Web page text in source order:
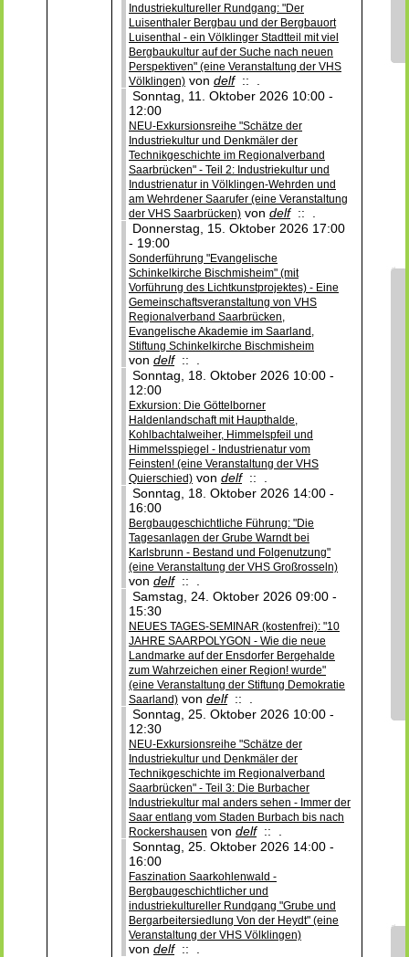
Industriekultureller Rundgang: "Der
Luisenthaler Bergbau und der Bergbauort
Luisenthal - ein Völklinger Stadtteil mit viel
Bergbaukultur auf der Suche nach neuen
Perspektiven" (eine Veranstaltung der VHS
Völklingen) von delf:: .
Sonntag, 11. Oktober 2026 10:00 -
12:00
NEU-Exkursionsreihe "Schätze der
Industriekultur und Denkmäler der
Technikgeschichte im Regionalverband
Saarbrücken" - Teil 2: Industriekultur und
Industrienatur in Völklingen-Wehrden und
am Wehrdener Saarufer (eine Veranstaltung
der VHS Saarbrücken) von delf:: .
Donnerstag, 15. Oktober 2026 17:00
- 19:00
Sonderführung "Evangelische
Schinkelkirche Bischmisheim" (mit
Vorführung des Lichtkunstprojektes) - Eine
Gemeinschaftsveranstaltung von VHS
Regionalverband Saarbrücken,
Evangelische Akademie im Saarland,
Stiftung Schinkelkirche Bischmisheim
von delf:: .
Sonntag, 18. Oktober 2026 10:00 -
12:00
Exkursion: Die Göttelborner
Haldenlandschaft mit Haupthalde,
Kohlbachtalweiher, Himmelspfeil und
Himmelsspiegel - Industrienatur vom
Feinsten! (eine Veranstaltung der VHS
Quierschied) von delf:: .
Sonntag, 18. Oktober 2026 14:00 -
16:00
Bergbaugeschichtliche Führung: "Die
Tagesanlagen der Grube Warndt bei
Karlsbrunn - Bestand und Folgenutzung"
(eine Veranstaltung der VHS Großrosseln)
von delf:: .
Samstag, 24. Oktober 2026 09:00 -
15:30
NEUES TAGES-SEMINAR (kostenfrei): "10
JAHRE SAARPOLYGON - Wie die neue
Landmarke auf der Ensdorfer Bergehalde
zum Wahrzeichen einer Region! wurde"
(eine Veranstaltung der Stiftung Demokratie
Saarland) von delf:: .
Sonntag, 25. Oktober 2026 10:00 -
12:30
NEU-Exkursionsreihe "Schätze der
Industriekultur und Denkmäler der
Technikgeschichte im Regionalverband
Saarbrücken" - Teil 3: Die Burbacher
Industriekultur mal anders sehen - Immer der
Saar entlang vom Staden Burbach bis nach
Rockershausen von delf:: .
Sonntag, 25. Oktober 2026 14:00 -
16:00
Faszination Saarkohlenwald -
Bergbaugeschichtlicher und
industriekultureller Rundgang "Grube und
Bergarbeitersiedlung Von der Heydt" (eine
Veranstaltung der VHS Völklingen)
von delf:: .